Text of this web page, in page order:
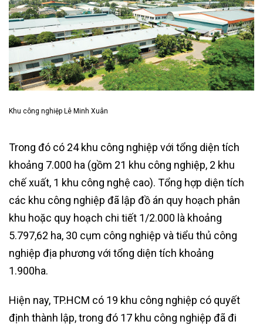
Khu công nghiệp Lê Minh Xuân
Trong đó có 24 khu công nghiệp với tổng diện tích
khoảng 7.000 ha (gồm 21 khu công nghiệp, 2 khu
chế xuất, 1 khu công nghệ cao). Tổng hợp diện tích
các khu công nghiệp đã lập đồ án quy hoạch phân
khu hoặc quy hoạch chi tiết 1/2.000 là khoảng
5.797,62 ha, 30 cụm công nghiệp và tiểu thủ công
nghiệp địa phương với tổng diện tích khoảng
1.900ha.
Hiện nay, TP.HCM có 19 khu công nghiệp có quyết
định thành lập, trong đó 17 khu công nghiệp đã đi